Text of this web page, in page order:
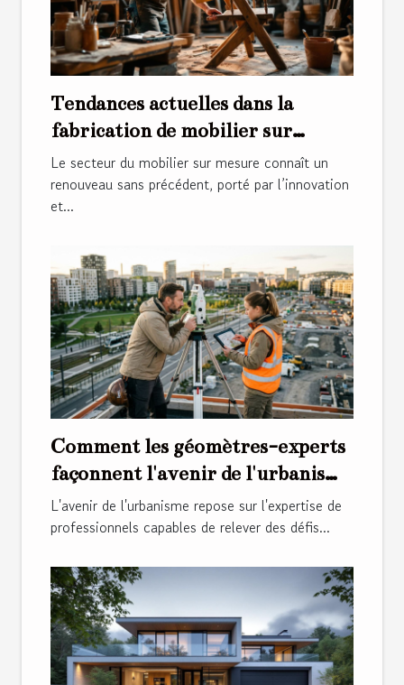
Tendances actuelles dans la
fabrication de mobilier sur
mesure
Le secteur du mobilier sur mesure connaît un
renouveau sans précédent, porté par l’innovation
et...
Comment les géomètres-experts
façonnent l'avenir de l'urbanisme
?
L'avenir de l'urbanisme repose sur l'expertise de
professionnels capables de relever des défis...